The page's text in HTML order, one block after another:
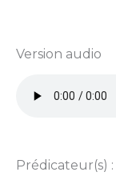
Version audio
Prédicateur(s) :